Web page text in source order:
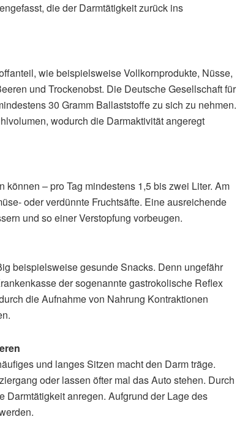
die der Darmtätigkeit zurück ins
wie beispielsweise Vollkornprodukte, Nüsse,
und Trockenobst. Die Deutsche Gesellschaft für
30 Gramm Ballaststoffe zu sich zu nehmen.
wodurch die Darmaktivität angeregt
– pro Tag mindestens 1,5 bis zwei Liter. Am
oder verdünnte Fruchtsäfte. Eine ausreichende
und so einer Verstopfung vorbeugen.
beispielsweise gesunde Snacks. Denn ungefähr
der sogenannte gastrokolische Reflex
die Aufnahme von Nahrung Kontraktionen
und langes Sitzen macht den Darm träge.
oder lassen öfter mal das Auto stehen. Durch
anregen. Aufgrund der Lage des